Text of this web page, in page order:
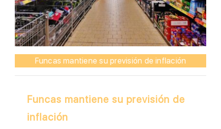
Funcas mantiene su previsión de inflación
Funcas mantiene su previsión de
inflación